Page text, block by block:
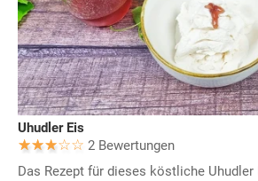
Uhudler Eis
2 Bewertungen
Das Rezept für dieses köstliche